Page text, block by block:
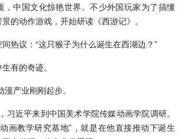
，中国文化惊艳世界。不少外国玩家为了搞懂
的动作游戏，开始研读《西游记》。
热议：“这只猴子为什么诞生在西湖边？”
有的奇迹。
产业刚刚起步。
习近平来到中国美术学院传媒动画学院调研。
画教学研究基地”，就是在他直接推动下诞生